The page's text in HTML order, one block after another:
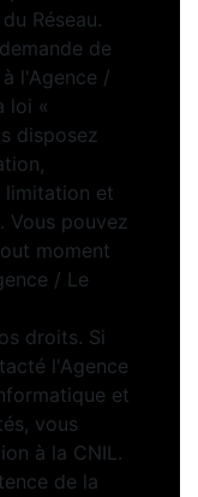
Réseau.
de
l'Agence /
loi «
disposez
limitation et
Vous pouvez
moment
/ Le
droits. Si
l'Agence
et
vous
à la CNIL.
de la